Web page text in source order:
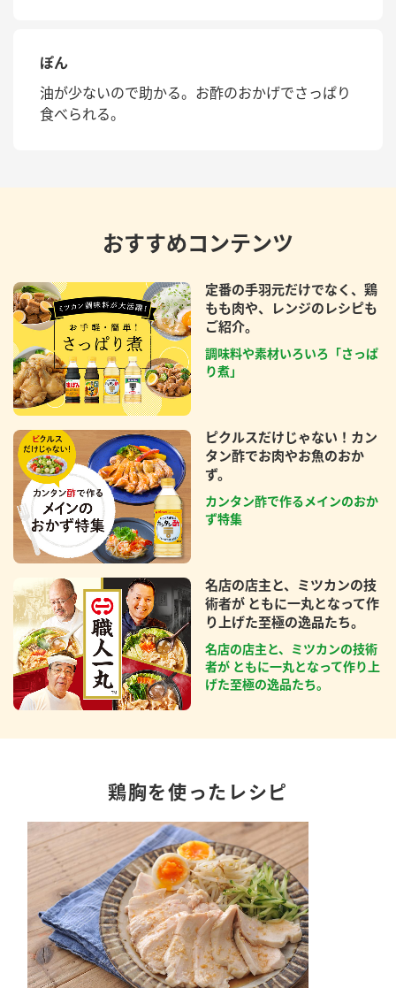
ぽん
油が少ないので助かる。お酢のおかげでさっぱり
食べられる。
おすすめコンテンツ
定番の手羽元だけでなく、鶏
もも肉や、レンジのレシピも
ご紹介。
調味料や素材いろいろ「さっぱ
り煮」
ピクルスだけじゃない！カン
タン酢でお肉やお魚のおか
ず。
カンタン酢で作るメインのおか
ず特集
名店の店主と、ミツカンの技
術者が ともに一丸となって作
り上げた至極の逸品たち。
名店の店主と、ミツカンの技術
者が ともに一丸となって作り上
げた至極の逸品たち。
鶏胸を使ったレシピ